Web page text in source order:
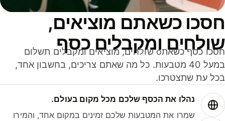
כשאתם מוציאים,
ומקבלים כסף
חסכו כסף כשאתo שולחים, מוציאים ומקבלים תשלום
במעל 40 מטבעות. כל מה שאתם צריכים, בחשבון אחד,
עת שתצטרכו.
נהלו את הכסף שלכם מכל מקום בעולם.
שמרו את המטבעות שלכם זמינים במקום אחד, והמירו